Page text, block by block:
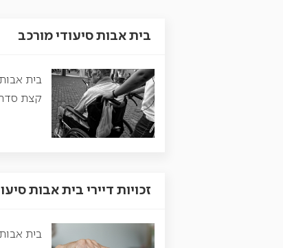
בית אבות סיעודי מורכב
בית
קצת סדר
זכויות דיירי בית אבות